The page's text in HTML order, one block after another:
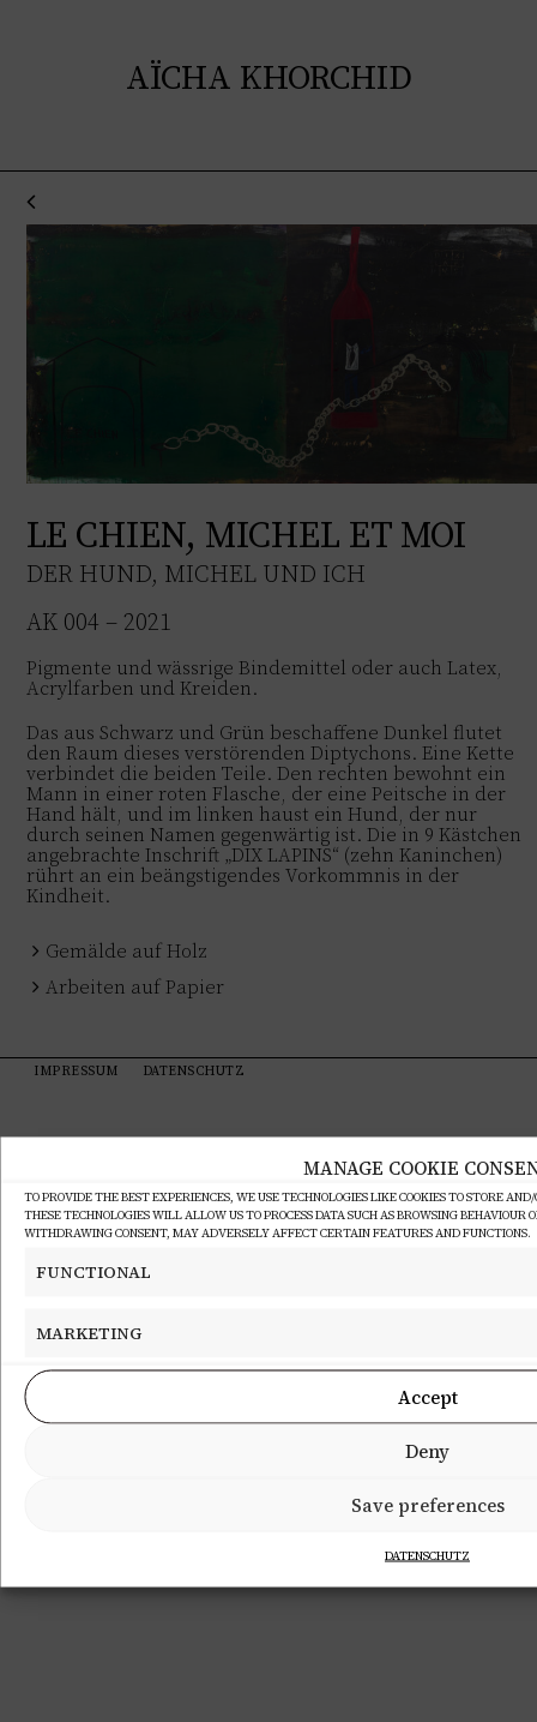
MANAGE COOKIE
TO PROVIDE THE BEST EXPERIENCES, WE USE TECHNOLOGIES LIKE COOKIES TO STORE
THESE TECHNOLOGIES WILL ALLOW US TO PROCESS DATA SUCH AS BROWSING BEHAVIOUR
WITHDRAWING CONSENT, MAY ADVERSELY AFFECT CERTAIN FEATURES AND FUNCTIONS.
FUNCTIONAL
MARKETING
Accept
Deny
Save preferences
DATENSCHUTZ
AÏCHA KHORCHID
LE CHIEN, MICHEL ET MOI
DER HUND, MICHEL UND ICH
AK 004 – 2021
Pigmente und wässrige Bindemittel oder auch Latex,
Acrylfarben und Kreiden.
Das aus Schwarz und Grün beschaffene Dunkel flutet
den Raum dieses verstörenden Diptychons. Eine Kette
verbindet die beiden Teile. Den rechten bewohnt ein
Mann in einer roten Flasche, der eine Peitsche in der
Hand hält, und im linken haust ein Hund, der nur
durch seinen Namen gegenwärtig ist. Die in 9 Kästchen
angebrachte Inschrift „DIX LAPINS“ (zehn Kaninchen)
rührt an ein beängstigendes Vorkommnis in der
Kindheit.
Gemälde auf Holz
Arbeiten auf Papier
IMPRESSUM DATENSCHUTZ